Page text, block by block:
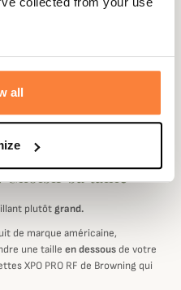
all
Choisir sa taille
plutôt grand.
de marque américaine,
une taille en dessousde votre
XPO PRO RF de Browning qui